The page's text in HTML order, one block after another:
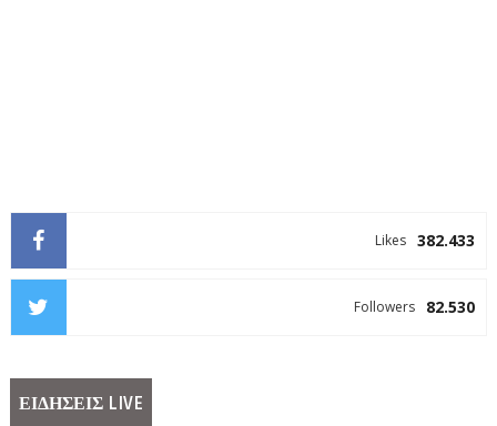
382.433
Likes
82.530
Followers
ΕΙΔΗΣΕΙΣ LIVE